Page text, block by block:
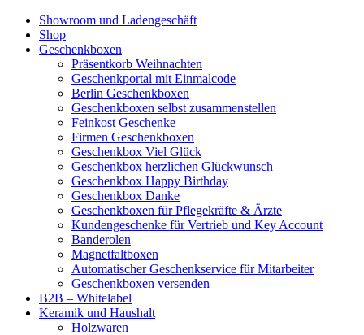
Showroom und Ladengeschäft
Shop
Geschenkboxen
Präsentkorb Weihnachten
Geschenkportal mit Einmalcode
Berlin Geschenkboxen
Geschenkboxen selbst zusammenstellen
Feinkost Geschenke
Firmen Geschenkboxen
Geschenkbox Viel Glück
Geschenkbox herzlichen Glückwunsch
Geschenkbox Happy Birthday
Geschenkbox Danke
Geschenkboxen für Pflegekräfte & Ärzte
Kundengeschenke für Vertrieb und Key Account
Banderolen
Magnetfaltboxen
Automatischer Geschenkservice für Mitarbeiter
Geschenkboxen versenden
B2B – Whitelabel
Keramik und Haushalt
Holzwaren